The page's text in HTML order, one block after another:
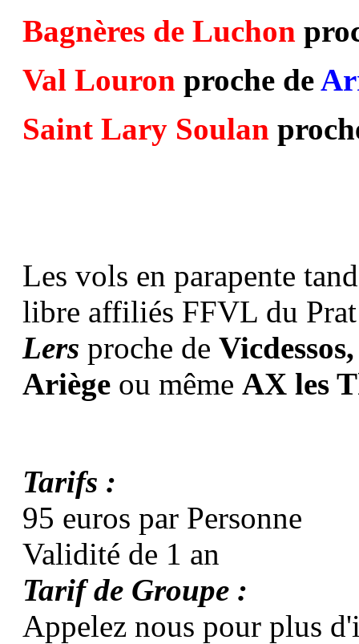
Bagnères de Luchon
Val Louron proche de
Saint Lary Soulan
Les vols en parapente
libre affiliés FFVL du
Lers proche de
Ariège ou même AX les
Tarifs :
95 euros par Personne
Validité de 1 an
Tarif de Groupe :
Appelez nous pour plus